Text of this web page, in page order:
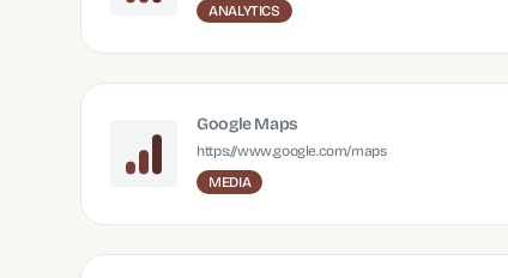
ANALYTICS
Google Maps
https://www.google.com/maps
MEDIA